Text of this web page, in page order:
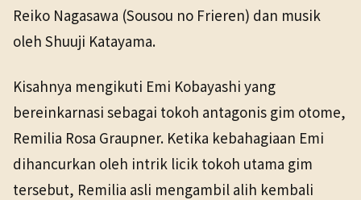
Reiko Nagasawa (Sousou no Frieren) dan musik
oleh Shuuji Katayama.
Kisahnya mengikuti Emi Kobayashi yang
bereinkarnasi sebagai tokoh antagonis gim otome,
Remilia Rosa Graupner. Ketika kebahagiaan Emi
dihancurkan oleh intrik licik tokoh utama gim
tersebut, Remilia asli mengambil alih kembali